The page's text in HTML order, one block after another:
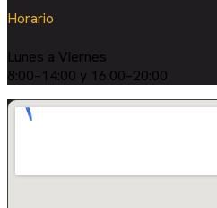
Horario
Lunes a Viernes
8:00–14:00 y 16:00–20:00